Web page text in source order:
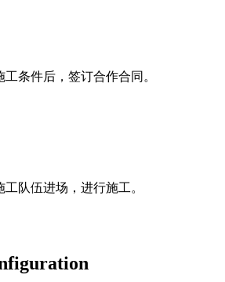
条件后，签订合作合同。
队伍进场，进行施工。